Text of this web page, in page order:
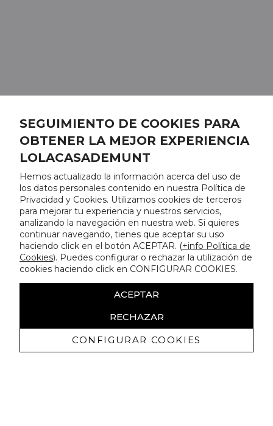
SEGUIMIENTO DE COOKIES PARA
OBTENER LA MEJOR EXPERIENCIA
LOLACASADEMUNT
Hemos actualizado la información acerca del uso de
los datos personales contenido en nuestra Política de
Privacidad y Cookies. Utilizamos cookies de terceros
para mejorar tu experiencia y nuestros servicios,
analizando la navegación en nuestra web. Si quieres
continuar navegando, tienes que aceptar su uso
haciendo click en el botón ACEPTAR. (+info Política de
Cookies). Puedes configurar o rechazar la utilización de
cookies haciendo click en CONFIGURAR COOKIES.
ACEPTAR
RECHAZAR
CONFIGURAR COOKIES